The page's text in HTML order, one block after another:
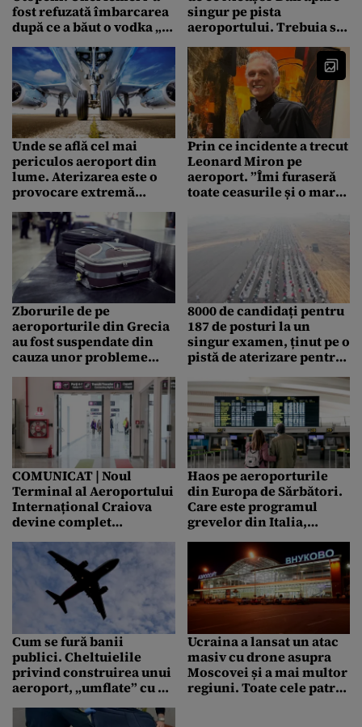
fost refuzată îmbarcarea
după ce a băut o vodka „la
a făcut după
singur pe pista
aeroportului. Trebuia să
ambasadorul României
la Paris”
Unde se află cel mai
periculos aeroport din
lume. Aterizarea este o
provocare extremă
Prin ce incidente a trecut
Leonard Miron pe
aeroport. ”Îmi furaseră
toate ceasurile și o mare
Zborurile de pe
aeroporturile din Grecia
au fost suspendate din
cauza unor probleme
frecvențele radio
8000 de candidați pentru
187 de posturi la un
singur examen, ținut pe o
pistă de aterizare pentru
COMUNICAT | Noul
Terminal al Aeroportului
Internațional Craiova
devine complet
Haos pe aeroporturile
din Europa de Sărbători.
Care este programul
grevelor din Italia,
Cum se fură banii
publici. Cheltuielile
privind construirea unui
aeroport, „umflate” cu 74
Ucraina a lansat un atac
masiv cu drone asupra
Moscovei și a mai multor
regiuni. Toate cele patru